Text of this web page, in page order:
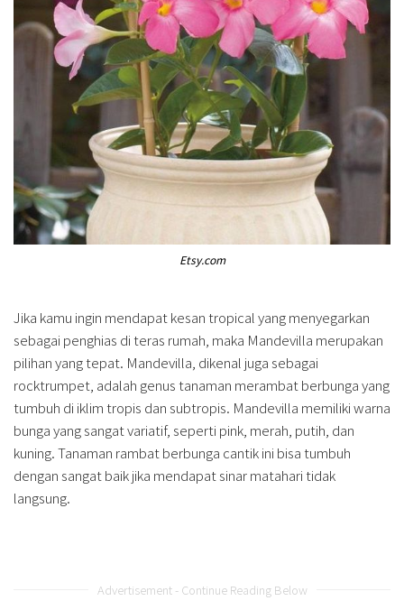
Etsy.com
Jika kamu ingin mendapat kesan tropical yang menyegarkan
sebagai penghias di teras rumah, maka Mandevilla merupakan
pilihan yang tepat. Mandevilla, dikenal juga sebagai
rocktrumpet, adalah genus tanaman merambat berbunga yang
tumbuh di iklim tropis dan subtropis. Mandevilla memiliki warna
bunga yang sangat variatif, seperti pink, merah, putih, dan
kuning. Tanaman rambat berbunga cantik ini bisa tumbuh
dengan sangat baik jika mendapat sinar matahari tidak
langsung.
Advertisement - Continue Reading Below